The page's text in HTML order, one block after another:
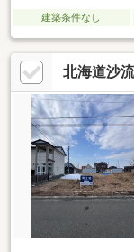
建築条件なし
北海道沙